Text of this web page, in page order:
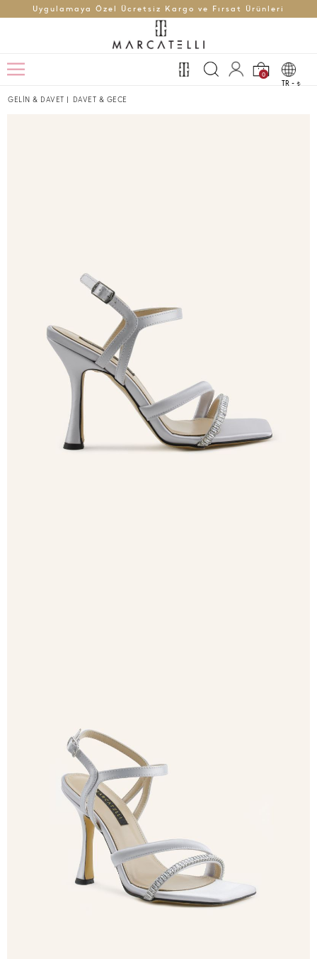
Uygulamaya Özel Ücretsiz Kargo ve Fırsat Ürünleri
0
TR - t
GELİN & DAVET | DAVET & GECE